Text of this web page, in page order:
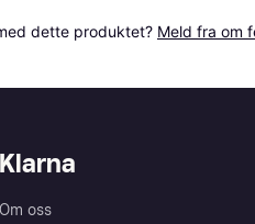
dette produktet? Meld fra om
Klarna
Om oss